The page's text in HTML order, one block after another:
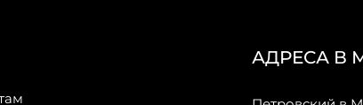
АДРЕСА В